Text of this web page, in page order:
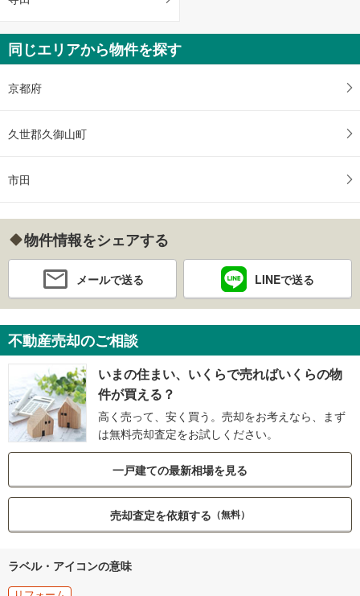
同じエリアから物件を探す
京都府
久世郡久御山町
市田
物件情報をシェアする
メールで送る LINEで送る
不動産売却のご相談
いまの住まい、いくらで売ればいくらの物
件が買える？
高く売って、安く買う。売却をお考えなら、まず
は無料売却査定をお試しください。
一戸建ての最新相場を見る
売却査定を依頼する （無料）
ラベル・アイコンの意味